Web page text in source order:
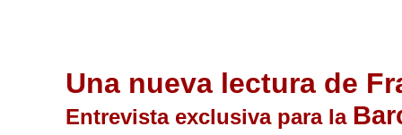
Una nueva lectura de
Entrevista exclusiva para la